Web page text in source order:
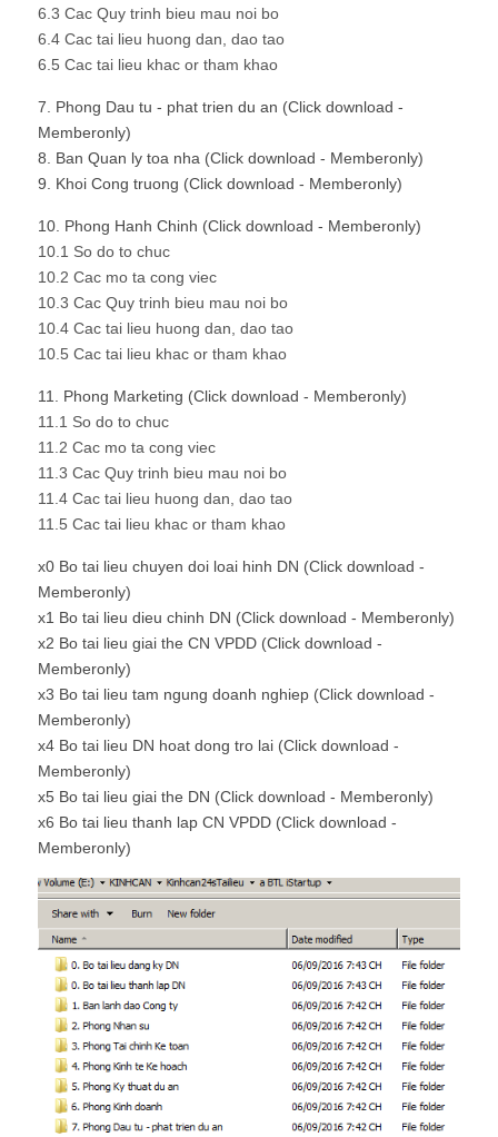
6.3 Cac Quy trinh bieu mau noi bo
6.4 Cac tai lieu huong dan, dao tao
6.5 Cac tai lieu khac or tham khao
7. Phong Dau tu - phat trien du an (Click download -
Memberonly)
8. Ban Quan ly toa nha (Click download - Memberonly)
9. Khoi Cong truong (Click download - Memberonly)
10. Phong Hanh Chinh (Click download - Memberonly)
10.1 So do to chuc
10.2 Cac mo ta cong viec
10.3 Cac Quy trinh bieu mau noi bo
10.4 Cac tai lieu huong dan, dao tao
10.5 Cac tai lieu khac or tham khao
11. Phong Marketing (Click download - Memberonly)
11.1 So do to chuc
11.2 Cac mo ta cong viec
11.3 Cac Quy trinh bieu mau noi bo
11.4 Cac tai lieu huong dan, dao tao
11.5 Cac tai lieu khac or tham khao
x0 Bo tai lieu chuyen doi loai hinh DN (Click download -
Memberonly)
x1 Bo tai lieu dieu chinh DN (Click download - Memberonly)
x2 Bo tai lieu giai the CN VPDD (Click download -
Memberonly)
x3 Bo tai lieu tam ngung doanh nghiep (Click download -
Memberonly)
x4 Bo tai lieu DN hoat dong tro lai (Click download -
Memberonly)
x5 Bo tai lieu giai the DN (Click download - Memberonly)
x6 Bo tai lieu thanh lap CN VPDD (Click download -
Memberonly)